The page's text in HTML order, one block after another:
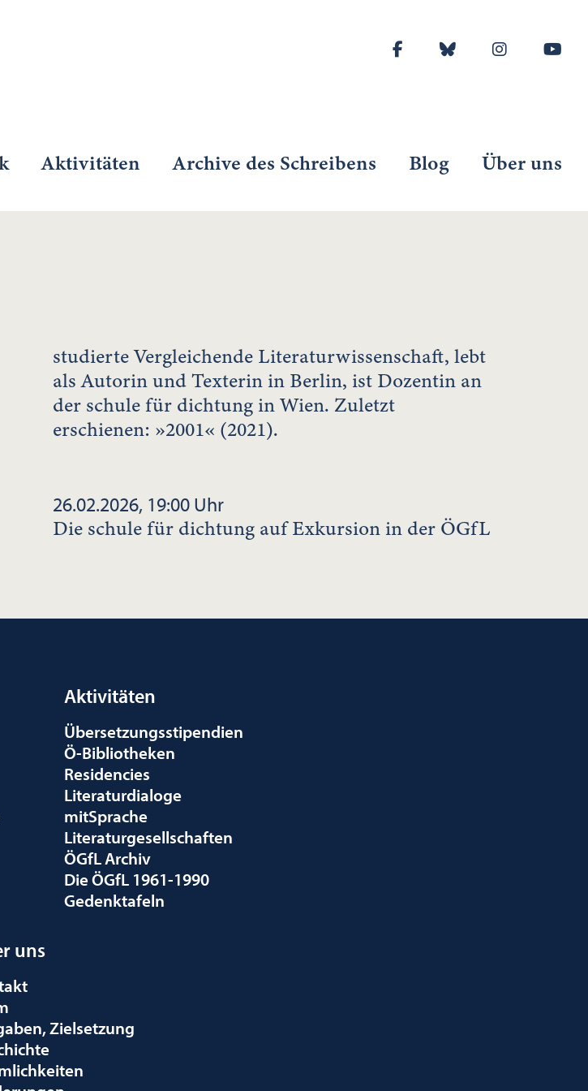
Aktivitäten Archive des Schreibens Blog Über uns
studierte Vergleichende Literaturwissenschaft, lebt
als Autorin und Texterin in Berlin, ist Dozentin an
der schule für dichtung in Wien. Zuletzt
erschienen: »2001« (2021).
26.02.2026, 19:00 Uhr
Die schule für dichtung auf Exkursion in der ÖGfL
Aktivitäten
Übersetzungsstipendien
Ö-Bibliotheken
Residencies
Literaturdialoge
mitSprache
Literaturgesellschaften
ÖGfL Archiv
Die ÖGfL 1961-1990
Gedenktafeln
uns
Zielsetzung